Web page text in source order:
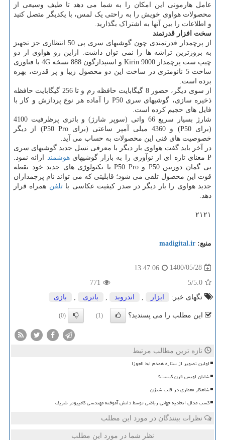
عامل هارمونی این امکان را به شما می دهد تا طیف وسیعی از
محصولات هواوی خویش را به راحتی یک لمس، با یکدیگر متصل کنید
و اطلاعات را بین آنها به اشتراک بگذارید.
سخت افزار قدرتمند
از پرچمدار قدرتمندی چون گوشیهای سری پی 50 انتظاری جز تجهیز
به بروزترین تراشه ها را نمی توان داشت. ازاین رو هواوی از دو
چیپ ست پرچمدار Kirin 9000 و اسنپدارگون 888 نسخه 4G با فناوری
ساخت 5 نانومتری در ساخت این دو محصول زیبا و پر قدرت، بهره
برده است.
از سوی دیگر، حضور 8 گیگابایت حافظه رم و تا 256 گیگابایت حافظه
ذخیره سازی، گوشیهای سری P50 را آماده هر نوع پردازش و کار با
فایل های حجیم کرده است.
شارژ بسیار سریع 66 واتی (سوپر شارژ) و باتری پرظرفیت 4100
(برای P50) و 4360 میلی آمپر ساعتی (برای P50 Pro) از دیگر
خصوصیت های فنی این محصولات به حساب می آید.
در آخر باید گفت هواوی بار دیگر با معرفی نسل جدید گوشیهای سری
P معنای تازه ای از نوآوری را به بازار گوشیهای
هوشمند ارائه نمود.
بی گمان دوربین P50 و P50 Pro با تکنولوژی های جدید خود نقطه
قوت این محصول تلقی می شود؛ قابلیتی که می تواند نام پرچمداران
جدید هواوی را بار دیگر در صدر کیفیت عکاسی باتلفن همراه قرار
دهد.
۲۱۲۱
منبع: madigital.ir
1400/05/28
13:47:06
5.0
/5
771
تگهای خبر:
ابزار اندروید باتری بازی
این مطلب را می پسندید؟ (1)
(0)
تازه ترین مطالب مرتبط
اولین تصویر از ستاره همدم ابط الجوزا
شایان اویس قرن کیست؟
شاهکار معماری در قلب شنژن
کسب مدال اتحادیه جهانی ریاضی توسط دانش آموخته مهندسی کامپیوتر شریف
نظرات بینندگان در مورد این مطلب
نظر شما در مورد این مطلب